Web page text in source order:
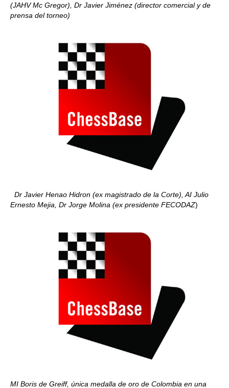
(JAHV Mc Gregor), Dr Javier Jiménez (director comercial y de
prensa del torneo)
Dr Javier Henao Hidron (ex magistrado de la Corte), AI Julio
Ernesto Mejia, Dr Jorge Molina (ex presidente FECODAZ)
MI Boris de Greiff, única medalla de oro de Colombia en una